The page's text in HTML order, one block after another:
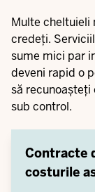
Multe cheltuieli
credeți.
sume mici par
deveni rapid o
să recunoașteți
sub control.
Contracte
costurile